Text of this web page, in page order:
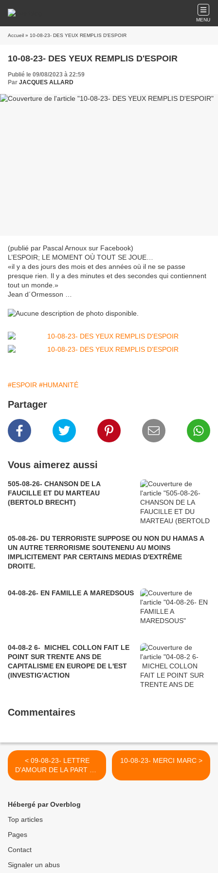
MENU
Accueil » 10-08-23- DES YEUX REMPLIS D'ESPOIR
10-08-23- DES YEUX REMPLIS D'ESPOIR
Publié le 09/08/2023 à 22:59
Par JACQUES ALLARD
(publié par Pascal Arnoux sur Facebook)
L’ESPOIR; LE MOMENT OÙ TOUT SE JOUE…
«il y a des jours des mois et des années où il ne se passe
presque rien. Il y a des minutes et des secondes qui contiennent
tout un monde.»
Jean d´Ormesson …
#ESPOIR #HUMANITÉ
Partager
Vous aimerez aussi
505-08-26- CHANSON DE LA
FAUCILLE ET DU MARTEAU
(BERTOLD BRECHT)
05-08-26- DU TERRORISTE SUPPOSE OU NON DU HAMAS A
UN AUTRE TERRORISME SOUTENENU AU MOINS
IMPLICITEMENT PAR CERTAINS MEDIAS D'EXTRÊME
DROITE.
04-08-26- EN FAMILLE A MAREDSOUS
04-08-2 6- MICHEL COLLON FAIT LE
POINT SUR TRENTE ANS DE
CAPITALISME EN EUROPE DE L'EST
(INVESTIG'ACTION
Commentaires
< 09-08-23- LETTRE
D'AMOUR DE LA PART DE
CEUX QUI NOUS ONT
10-08-23- MERCI MARC >
Hébergé par Overblog
Top articles
Pages
Contact
Signaler un abus